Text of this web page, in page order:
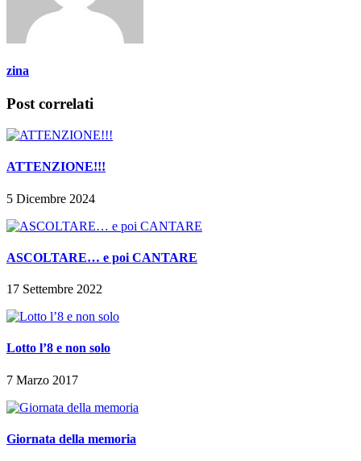
zina
Post correlati
ATTENZIONE!!!
5 Dicembre 2024
ASCOLTARE… e poi CANTARE
17 Settembre 2022
Lotto l’8 e non solo
7 Marzo 2017
Giornata della memoria